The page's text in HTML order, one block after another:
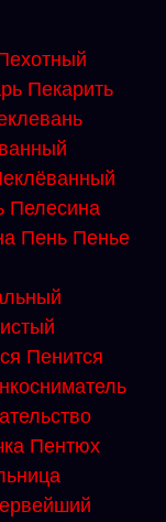
Пекарить
Пелесина
Пень Пенье
Пенится
Пентюх